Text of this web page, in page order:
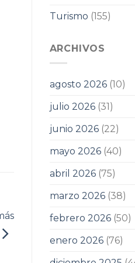
Turismo (155)
ARCHIVOS
agosto 2026(10)
julio 2026(31)
junio 2026(22)
mayo 2026(40)
abril 2026(75)
marzo 2026(38)
febrero 2026(50)
enero 2026(76)